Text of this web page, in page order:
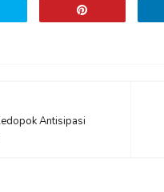
Antisipasi